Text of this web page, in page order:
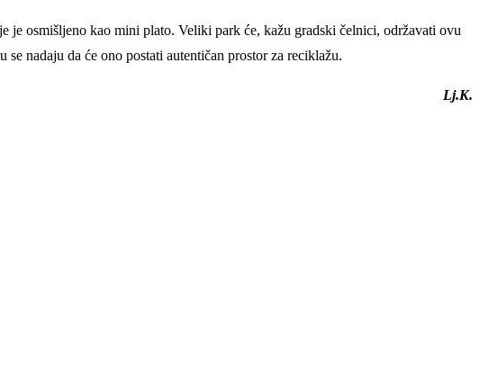
osmišljeno kao mini plato. Veliki park će, kažu gradski čelnici, održavati ovu
nadaju da će ono postati autentičan prostor za reciklažu.
Lj.K.